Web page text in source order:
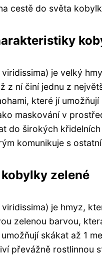
cestě do světa
je velký
z ní činí jednu z
které jí
maskování v
do širokých
komunikuje s
zelené
viridissima) je hmyz,
zelenou barvou,
skákat až 1
převážně rostlinnou